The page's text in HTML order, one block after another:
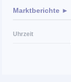
Marktberichte ►
Uhrzeit